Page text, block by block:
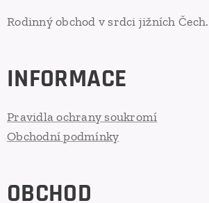
Rodinný obchod v srdci jižních Čech.
INFORMACE
Pravidla ochrany soukromí
Obchodní podmínky
OBCHOD